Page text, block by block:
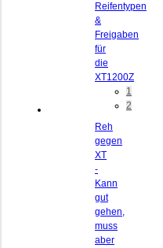
Reifentypen
&
Freigaben
für
die
XT1200Z
1
2
Reh
gegen
XT
-
Kann
gut
gehen,
muss
aber